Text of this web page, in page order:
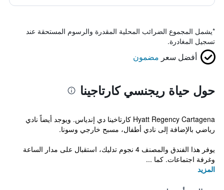
*يشمل المجموع الضرائب المحلية المقدرة والرسوم المستحقة عند
تسجيل المغادرة.
أفضل سعر مضمون
حول حياة ريجنسي كارتاجينا
Hyatt Regency Cartagena كارتاخينا دي إندياس. ويوجد أيضاً نادي
رياضي بالإضافة إلى نادي أطفال، مسبح خارجي وسونا.
يوفر هذا الفندق والمصنف 4 نجوم تدليك، استقبال على مدار الساعة
وغرفة اجتماعات. كما ...
المزيد